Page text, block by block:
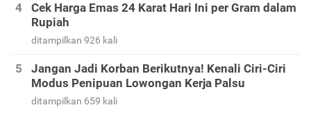
Cek Harga Emas 24 Karat Hari Ini per Gram dalam
Rupiah
ditampilkan 926 kali
Jangan Jadi Korban Berikutnya! Kenali Ciri-Ciri
Modus Penipuan Lowongan Kerja Palsu
ditampilkan 659 kali